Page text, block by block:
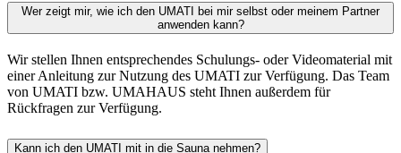
Wer zeigt mir, wie ich den UMATI bei mir selbst oder meinem Partner
anwenden kann?
Wir stellen Ihnen entsprechendes Schulungs- oder Videomaterial mit
einer Anleitung zur Nutzung des UMATI zur Verfügung. Das Team
von UMATI bzw. UMAHAUS steht Ihnen außerdem für
Rückfragen zur Verfügung.
Kann ich den UMATI mit in die Sauna nehmen?